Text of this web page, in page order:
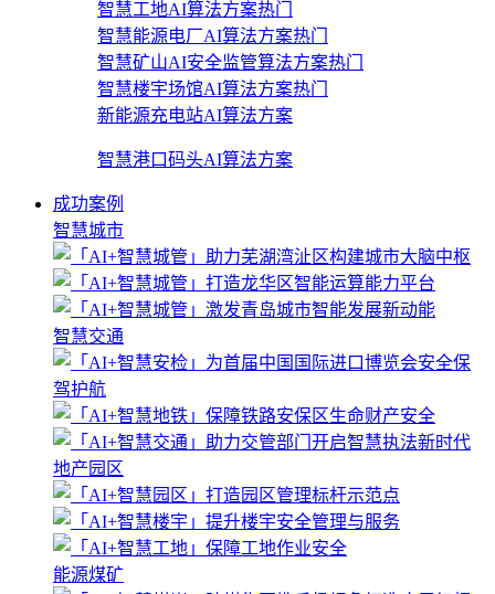
智慧工地AI算法方案热门
智慧能源电厂AI算法方案热门
智慧矿山AI安全监管算法方案热门
智慧楼宇场馆AI算法方案热门
新能源充电站AI算法方案
智慧港口码头AI算法方案
成功案例
智慧城市
智慧交通
地产园区
能源煤矿